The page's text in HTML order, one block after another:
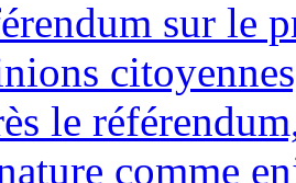
sur le
le
comme